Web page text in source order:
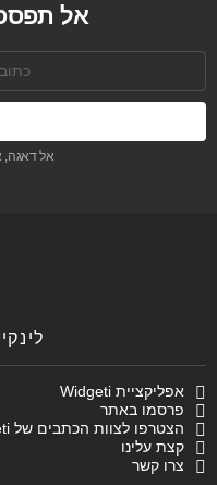
אל
אל דאגה,
אפליקציית Widgeti
פרסמו באתר
הצטרפו לצוות הכתבים של Widgeti
קצת עלינו
צרו קשר